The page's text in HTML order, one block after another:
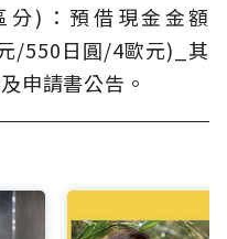
分)：預借現金金額
/550日圓/4歐元)_其
申請書公告。